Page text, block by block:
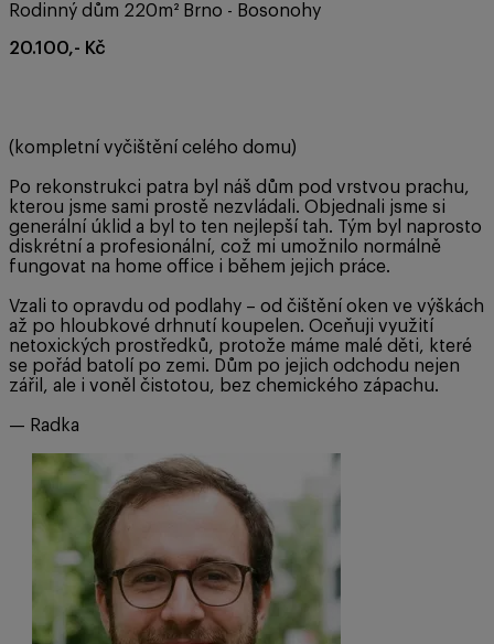
Rodinný dům 220m² Brno - Bosonohy
20.100,- Kč
(kompletní vyčištění celého domu)
Po rekonstrukci patra byl náš dům pod vrstvou prachu,
kterou jsme sami prostě nezvládali. Objednali jsme si
generální úklid a byl to ten nejlepší tah. Tým byl naprosto
diskrétní a profesionální, což mi umožnilo normálně
fungovat na home office i během jejich práce.
Vzali to opravdu od podlahy – od čištění oken ve výškách
až po hloubkové drhnutí koupelen. Oceňuji využití
netoxických prostředků, protože máme malé děti, které
se pořád batolí po zemi. Dům po jejich odchodu nejen
zářil, ale i voněl čistotou, bez chemického zápachu.
— Radka